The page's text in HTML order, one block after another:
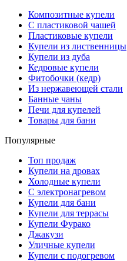
Композитные купели
С пластиковой чашей
Пластиковые купели
Купели из лиственницы
Купели из дуба
Кедровые купели
Фитобочки (кедр)
Из нержавеющей стали
Банные чаны
Печи для купелей
Товары для бани
Популярные
Топ продаж
Купели на дровах
Холодные купели
С электронагревом
Купели для бани
Купели для террасы
Купели Фурако
Джакузи
Уличные купели
Купели с подогревом